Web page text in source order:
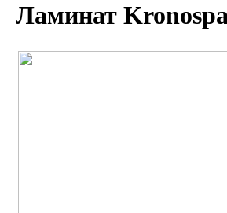
Ламинат